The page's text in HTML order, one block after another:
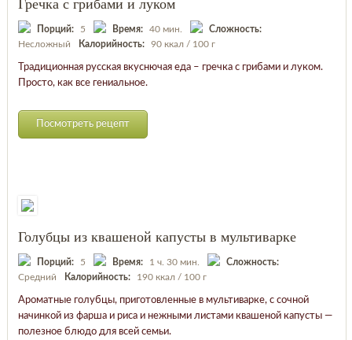
Порций: 5 Время: 40 мин.
Сложность:
Несложный
Калорийность: 90 ккал / 100 г
Традиционная русская вкуснючая еда – гречка с грибами и луком.
Просто, как все гениальное.
Посмотреть рецепт
Голубцы из квашеной капусты в мультиварке
Порций: 5 Время: 1 ч. 30 мин.
Сложность:
Средний
Калорийность: 190 ккал / 100 г
Ароматные голубцы, приготовленные в мультиварке, с сочной
начинкой из фарша и риса и нежными листами квашеной капусты —
полезное блюдо для всей семьи.